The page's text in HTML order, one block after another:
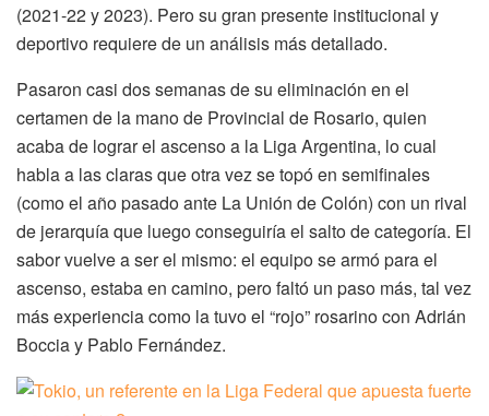
(2021-22 y 2023). Pero su gran presente institucional y
deportivo requiere de un análisis más detallado.
Pasaron casi dos semanas de su eliminación en el
certamen de la mano de Provincial de Rosario, quien
acaba de lograr el ascenso a la Liga Argentina, lo cual
habla a las claras que otra vez se topó en semifinales
(como el año pasado ante La Unión de Colón) con un rival
de jerarquía que luego conseguiría el salto de categoría. El
sabor vuelve a ser el mismo: el equipo se armó para el
ascenso, estaba en camino, pero faltó un paso más, tal vez
más experiencia como la tuvo el “rojo” rosarino con Adrián
Boccia y Pablo Fernández.